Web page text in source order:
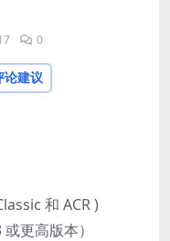
0
论建议
和 ACR )
更高版本）